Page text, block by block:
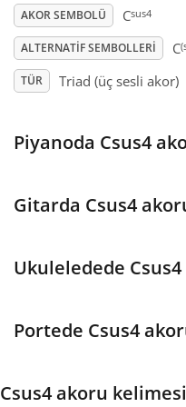
Español
Italiano
日本語
Polski
AKOR SEMBOLÜ Csus4
ALTERNATIF SEMBOLLERI C
TÜR Triad (üç sesli akor)
Piyanoda Csus4
Gitarda Csus4
Ukuleledede
Portede Csus4
Csus4 akoru